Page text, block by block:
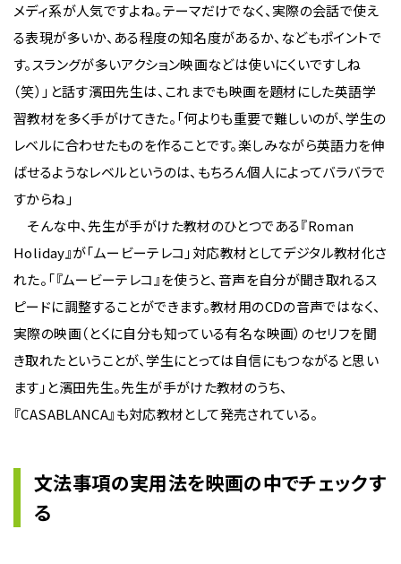
メディ系が人気ですよね。テーマだけでなく、実際の会話で使え
る表現が多いか、ある程度の知名度があるか、などもポイントで
す。スラングが多いアクション映画などは使いにくいですしね
（笑）」と話す濱田先生は、これまでも映画を題材にした英語学
習教材を多く手がけてきた。「何よりも重要で難しいのが、学生の
レベルに合わせたものを作ることです。楽しみながら英語力を伸
ばせるようなレベルというのは、もちろん個人によってバラバラで
すからね」
そんな中、先生が手がけた教材のひとつである『Roman
Holiday』が「ムービーテレコ」対応教材としてデジタル教材化さ
れた。「『ムービーテレコ』を使うと、音声を自分が聞き取れるス
ピードに調整することができます。教材用のCDの音声ではなく、
実際の映画（とくに自分も知っている有名な映画）のセリフを聞
き取れたということが、学生にとっては自信にもつながると思い
ます」と濱田先生。先生が手がけた教材のうち、
『CASABLANCA』も対応教材として発売されている。
文法事項の実用法を映画の中でチェックす
る